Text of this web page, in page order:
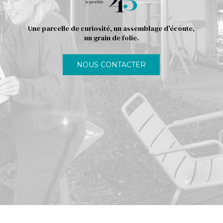
Une parcelle de curiosité, un assemblage d'écoute,
un grain de folie.
NOUS CONTACTER